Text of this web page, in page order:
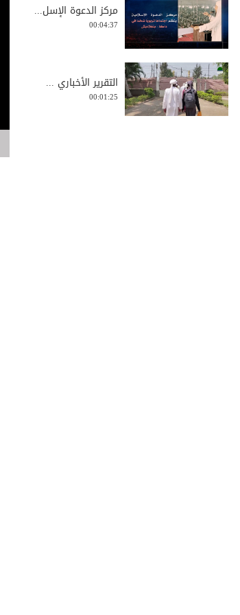
مركز الدعوة الإسل...
00:04:37
التقرير الأخباري ...
00:01:25